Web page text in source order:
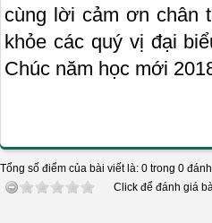
cùng lời cảm ơn chân
khỏe các quý vị đại
Chúc năm học mới
Tổng số điểm của bài viết là: 0 trong 0
Click để đánh giá